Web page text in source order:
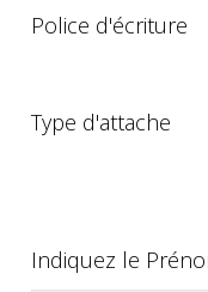
Police d'écriture
Type d'attache
Indiquez le